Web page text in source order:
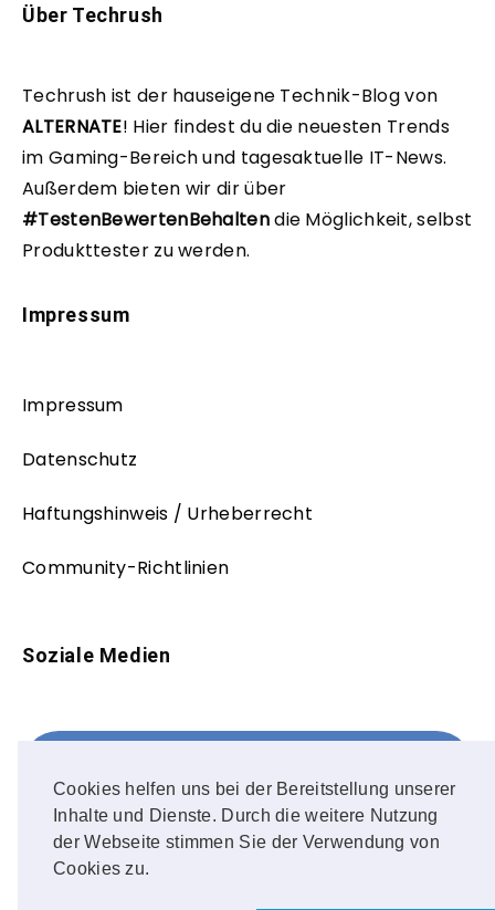
Cookies helfen uns bei der Bereitstellung unserer
Inhalte und Dienste. Durch die weitere Nutzung
der Webseite stimmen Sie der Verwendung von
Cookies zu.
Über Techrush
Techrush ist der hauseigene Technik-Blog von
ALTERNATE! Hier findest du die neuesten Trends
im Gaming-Bereich und tagesaktuelle IT-News.
Außerdem bieten wir dir über
#TestenBewertenBehaltendie Möglichkeit, selbst
Produkttester zu werden.
Impressum
Impressum
Datenschutz
Haftungshinweis / Urheberrecht
Community-Richtlinien
Soziale Medien
FOLLOW ME!
Instagram
OUR PHOTOS!